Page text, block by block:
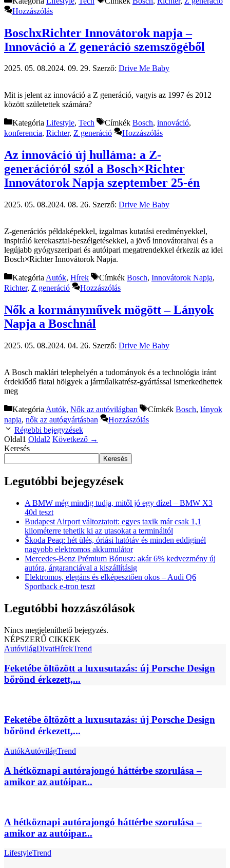
Hozzászólás
BoschxRichter Innovátorok napja –
Innováció a Z generáció szemszögéből
2025. 05. 08.2024. 09. 29. Szerző: Drive Me Baby
Mit is jelent az innováció a Z generáció, vagyis az 1997 és 2012
között születettek számára?
Kategória Lifestyle, Tech Címkék Bosch, innováció,
konferencia, Richter, Z generáció Hozzászólás
Az innováció új hulláma: a Z-
generációról szól a Bosch×Richter
Innovátorok Napja szeptember 25-én
2025. 05. 08.2024. 08. 26. Szerző: Drive Me Baby
Z-generációs példaképekkel, izgalmas kutatási eredményekkel,
inspiráló kerekasztal-beszélgetésekkel, a jövő innovátoraival és a
legújabb gyógyszeripari és autóipari megatrendekkel érkezik az idei
Bosch×Richter Innovátorok Napja.
Kategória Autók, Hírek Címkék Bosch, Innovátorok Napja,
Richter, Z generáció Hozzászólás
Nők a kormányművek mögött – Lányok
Napja a Boschnál
2025. 05. 08.2024. 04. 26. Szerző: Drive Me Baby
A Bosch maklári telephelyén a tudományok és a technológia iránt
érdeklődő fiatal hölgyek a járműalkatrész-gyártással ismerkedhettek
meg
Kategória Autók, Nők az autóvilágban Címkék Bosch, lányok
napja, nők az autógyártásban
Hozzászólás
Régebbi bejegyzések
Oldal1 Oldal2 Következő →
Keresés
Keresés
Legutóbbi bejegyzések
A BMW még mindig tudja, mitől jó egy dízel – BMW X3
40d teszt
Budapest Airport változtatott: egyes taxik már csak 1,1
kilométerre tehetik ki az utasokat a termináltól
Škoda Peaq: hét ülés, óriási hatótáv és minden eddiginél
nagyobb elektromos akkumulátor
Mercedes-Benz Prémium Bónusz: akár 6% kedvezmény új
autóra, árgaranciával a kiszállításig
Elektromos, elegáns és elképesztően okos – Audi Q6
Sportback e-tron teszt
Legutóbbi hozzászólások
Nincs megjeleníthető bejegyzés.
NÉPSZERŰ CIKKEK
AutóvilágDivatHírekTrend
Feketébe öltözött a luxusutazás: új Porsche Design
bőrönd érkezett,...
Feketébe öltözött a luxusutazás: új Porsche Design
bőrönd érkezett,...
AutókAutóvilágTrend
A hétköznapi autórajongó háttérbe szorulása –
amikor az autóipar...
A hétköznapi autórajongó háttérbe szorulása –
amikor az autóipar...
LifestyleTrend